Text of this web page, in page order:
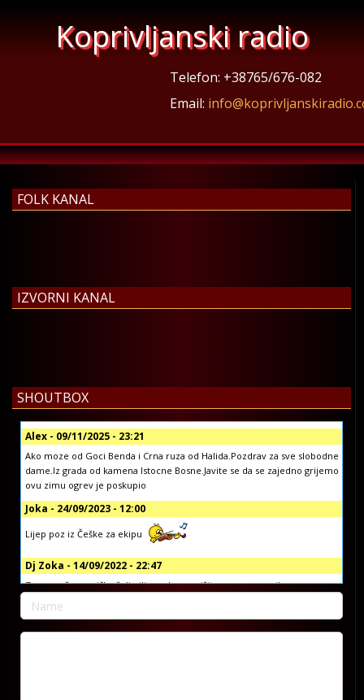
Koprivljanski radio
Telefon: +38765/676-082
Email:
FOLK KANAL
IZVORNI KANAL
SHOUTBOX
Alex - 09/11/2025 - 23:21
Ako moze od Goci Benda i Crna ruza od Halida.Pozdrav za sve slobodne
dame.Iz grada od kamena Istocne Bosne.Javite se da se zajedno grijemo
ovu zimu ogrev je poskupio
Joka - 24/09/2023 - 12:00
Lijep poz iz Češke za ekipu
Dj Zoka - 14/09/2022 - 22:47
Za sve vaše muzičke želje ili pozdrave, pišite nam na email:
info@koprivljanskiradio.com ili na facebook stranici Koprivljanski Radio
official ili putem vibera i whatsap-a na broj: +38765/676-082